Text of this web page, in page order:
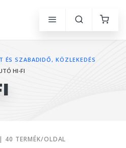
ÉS SZABADIDŐ, KÖZLEKEDÉS
HI-FI
40 TERMÉK/OLDAL